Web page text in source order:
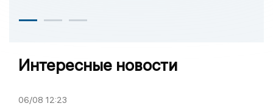
Интересные новости
06/08 12:23